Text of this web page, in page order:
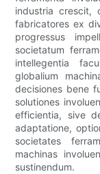
industria crescit,
fabricatores ex
progressus
societatum
intellegentia
globalium
decisiones bene
solutiones
efficientia, sive
adaptatione,
societates
machinas
sustinendum.